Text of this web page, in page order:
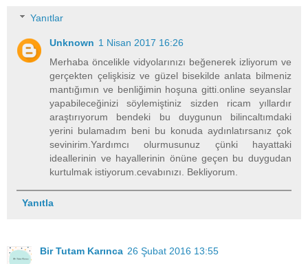
Yanıtlar
Unknown 1 Nisan 2017 16:26
Merhaba öncelikle vidyolarınızı beğenerek izliyorum ve
gerçekten çelişkisiz ve güzel bisekilde anlata bilmeniz
mantığımın ve benliğimin hoşuna gitti.online seyanslar
yapabileceğinizi söylemiştiniz sizden ricam yıllardır
araştırıyorum bendeki bu duygunun bilincaltımdaki
yerini bulamadım beni bu konuda aydınlatırsanız çok
sevinirim.Yardımcı olurmusunuz çünki hayattaki
ideallerinin ve hayallerinin önüne geçen bu duygudan
kurtulmak istiyorum.cevabınızı. Bekliyorum.
Yanıtla
Bir Tutam Karınca 26 Şubat 2016 13:55